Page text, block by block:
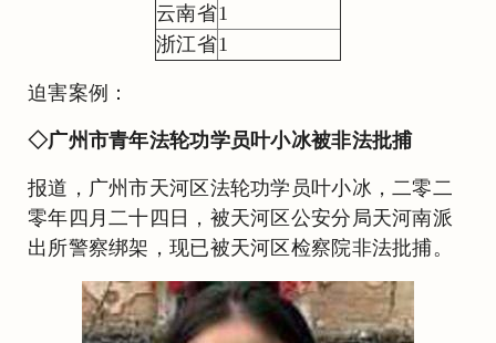
云南省1
浙江省1
迫害案例：
◇广州市青年法轮功学员叶小冰被非法批捕
报道，广州市天河区法轮功学员叶小冰，二零二
零年四月二十四日，被天河区公安分局天河南派
出所警察绑架，现已被天河区检察院非法批捕。